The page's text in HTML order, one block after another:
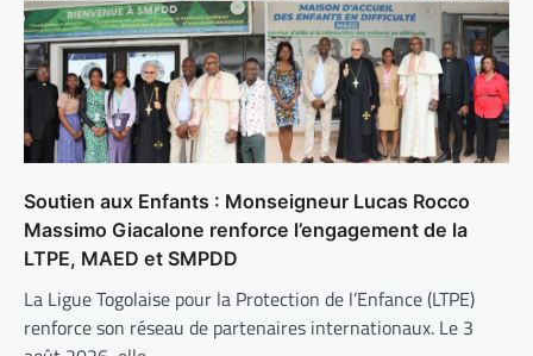
Soutien aux Enfants : Monseigneur Lucas Rocco
Massimo Giacalone renforce l’engagement de la
LTPE, MAED et SMPDD
La Ligue Togolaise pour la Protection de l’Enfance (LTPE)
renforce son réseau de partenaires internationaux. Le 3